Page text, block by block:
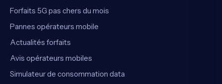
Forfaits 5G pas chers du mois
Pannes opérateurs mobile
Actualités forfaits
Avis opérateurs mobiles
Simulateur de consommation data